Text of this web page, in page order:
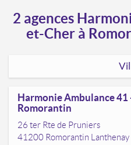
2 agences
et-Cher à
Lamotte-Beuvron
Montoire
Harmonie Ambulance 41
Romorantin
26 ter Rte de Pruniers
41200 Romorantin Lanthenay